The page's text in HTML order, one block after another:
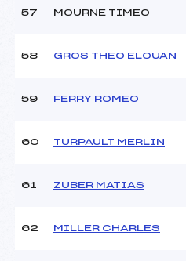
57 MOURNE TIMEO
58 GROS THEO ELOUAN
59 FERRY ROMEO
60 TURPAULT MERLIN
61 ZUBER MATIAS
62 MILLER CHARLES